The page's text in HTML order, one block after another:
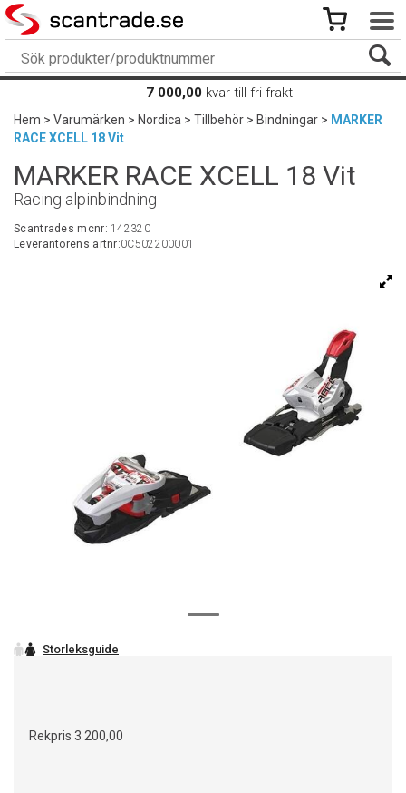
7 000,00 kvar till fri frakt
Hem>Varumärken>Nordica>Tillbehör>Bindningar> MARKER
RACE XCELL 18 Vit
MARKER RACE XCELL 18 Vit
Racing alpinbindning
Scantrades mcnr:142320
Leverantörens artnr:0C502200001
Rekpris 3 200,00